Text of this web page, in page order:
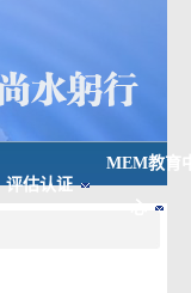
评估认证
MEM教育中